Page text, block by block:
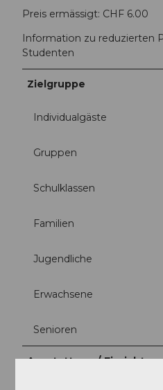
Preis ermässigt: CHF 6.00
Information zu reduzierten
Studenten
Zielgruppe
Individualgäste
Gruppen
Schulklassen
Familien
Jugendliche
Erwachsene
Senioren
Ausstattung /